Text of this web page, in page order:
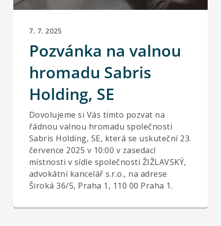
7. 7. 2025
Pozvánka na valnou
hromadu Sabris
Holding, SE
Dovolujeme si Vás tímto pozvat na
řádnou valnou hromadu společnosti
Sabris Holding, SE, která se uskuteční 23.
července 2025 v 10:00 v zasedací
místnosti v sídle společnosti ŽIŽLAVSKÝ,
advokátní kancelář s.r.o., na adrese
Široká 36/5, Praha 1, 110 00 Praha 1.